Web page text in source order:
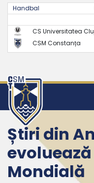
07 mai
Cluj
24
27
Știri din
Mondială